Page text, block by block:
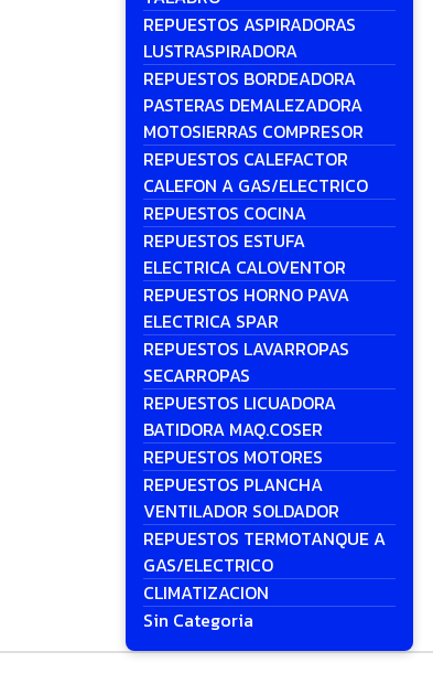
REPUESTOS ASPIRADORAS
LUSTRASPIRADORA
REPUESTOS BORDEADORA
PASTERAS DEMALEZADORA
MOTOSIERRAS COMPRESOR
REPUESTOS CALEFACTOR
CALEFON A GAS/ELECTRICO
REPUESTOS COCINA
REPUESTOS ESTUFA
ELECTRICA CALOVENTOR
REPUESTOS HORNO PAVA
ELECTRICA SPAR
REPUESTOS LAVARROPAS
SECARROPAS
REPUESTOS LICUADORA
BATIDORA MAQ.COSER
REPUESTOS MOTORES
REPUESTOS PLANCHA
VENTILADOR SOLDADOR
REPUESTOS TERMOTANQUE A
GAS/ELECTRICO
CLIMATIZACION
Sin Categoria